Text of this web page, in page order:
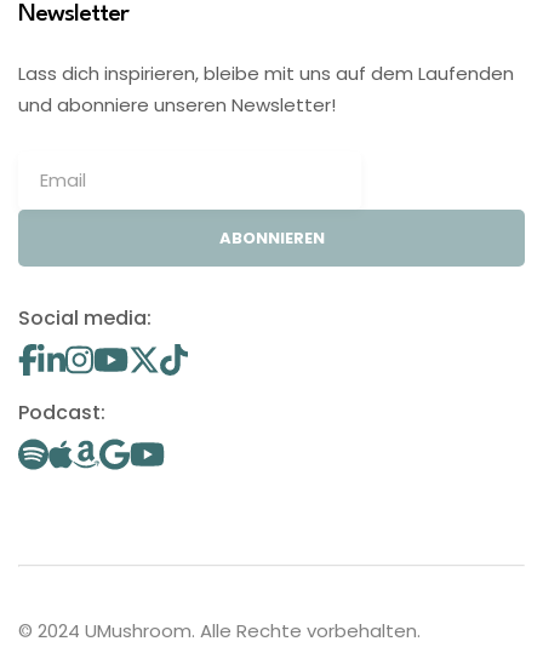
Newsletter
Lass dich inspirieren, bleibe mit uns auf dem Laufenden
und abonniere unseren Newsletter!
ABONNIEREN
Social media:
Podcast:
© 2024 UMushroom. Alle Rechte vorbehalten.